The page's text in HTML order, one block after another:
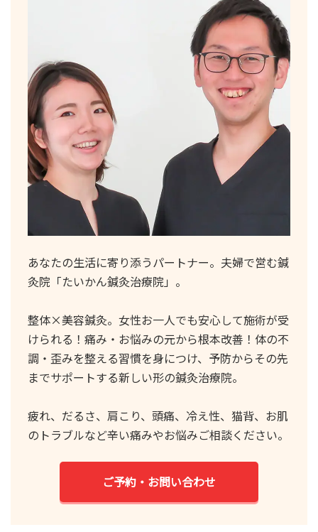
あなたの生活に寄り添うパートナー。夫婦で営む鍼
灸院「たいかん鍼灸治療院」。
整体×美容鍼灸。女性お一人でも安心して施術が受
けられる！痛み・お悩みの元から根本改善！体の不
調・歪みを整える習慣を身につけ、予防からその先
までサポートする新しい形の鍼灸治療院。
疲れ、だるさ、肩こり、頭痛、冷え性、猫背、お肌
のトラブルなど辛い痛みやお悩みご相談ください。
ご予約・お問い合わせ